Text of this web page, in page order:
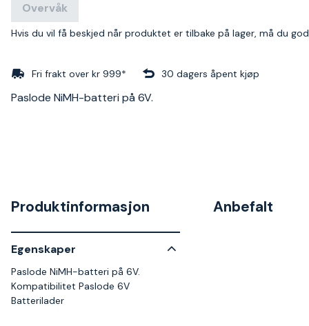
Overvåk
Hvis du vil få beskjed når produktet er tilbake på lager, må du
Fri frakt over kr 999* 30 dagers åpent kjøp
Paslode NiMH-batteri på 6V.
Produktinformasjon
Egenskaper
Paslode NiMH-batteri på 6V.
Kompatibilitet Paslode 6V
Batterilader
Anbefalt